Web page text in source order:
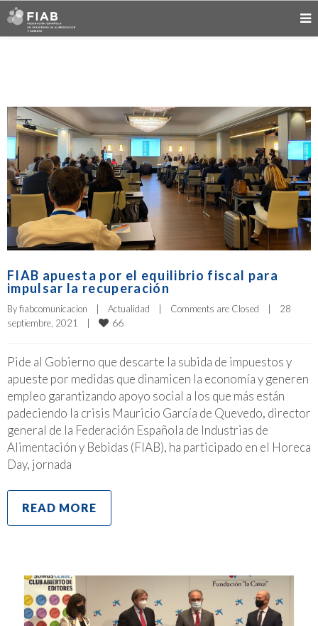
FIAB apuesta por el equilibrio fiscal para
impulsar la recuperación
By fiabcomunicacion Actualidad Comments are Closed
28
septiembre, 2021
66
Pide al Gobierno que descarte la subida de impuestos y
apueste por medidas que dinamicen la economía y generen
empleo garantizando apoyo social a los que más están
padeciendo la crisis Mauricio García de Quevedo, director
general de la Federación Española de Industrias de
Alimentación y Bebidas (FIAB), ha participado en el Horeca
Day, jornada
READ MORE